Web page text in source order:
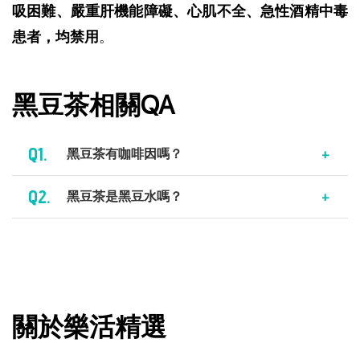
吸困難、嚴重肝機能障礙、心肌不全、急性酒精中毒
患者，均禁用 。
黑豆茶相關QA
Q1. 黑豆茶有咖啡因嗎？
Q2. 黑豆茶是黑豆水嗎？
關於樂活精選